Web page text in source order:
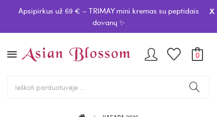
Apsipirkus už 69 € – TRIMAY mini kremas su peptidais
dovanų ✨
x
0